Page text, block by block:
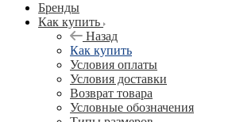
Бренды
Как купить
Назад
Как купить
Условия оплаты
Условия доставки
Возврат товара
Условные обозначения